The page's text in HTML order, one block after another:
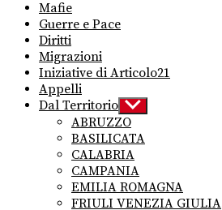
Mafie
Guerre e Pace
Diritti
Migrazioni
Iniziative di Articolo21
Appelli
Dal Territorio Show
sub
menu
ABRUZZO
BASILICATA
CALABRIA
CAMPANIA
EMILIA ROMAGNA
FRIULI VENEZIA GIULIA